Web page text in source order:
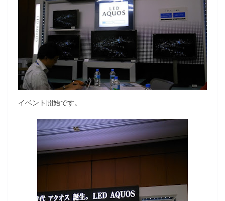
イベント開始です。